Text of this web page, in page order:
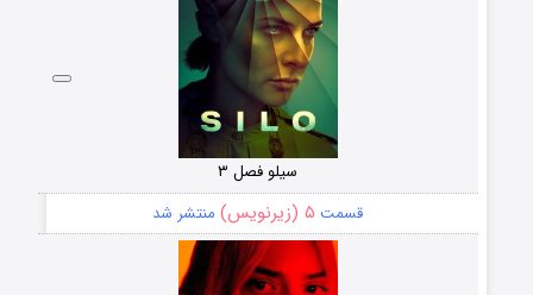
سیلو فصل ۳
قسمت ۵ (زیرنویس) منتشر شد